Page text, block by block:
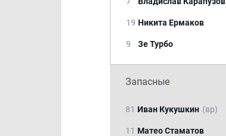
19 Никита Ермаков
9 Зе Турбо
Запасные
81 Иван Кукушкин (вр)
11 Матео Стаматов